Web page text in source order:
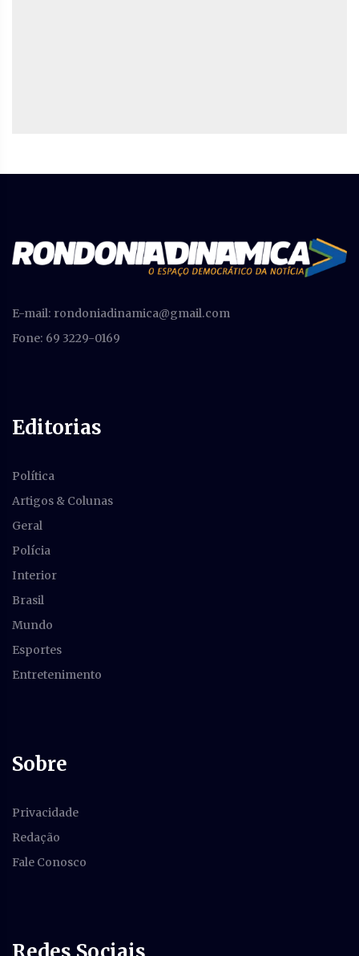
E-mail: rondoniadinamica@gmail.com
Fone: 69 3229-0169
Editorias
Política
Artigos & Colunas
Geral
Polícia
Interior
Brasil
Mundo
Esportes
Entretenimento
Sobre
Privacidade
Redação
Fale Conosco